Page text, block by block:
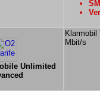
Unlimited
Mbit/s